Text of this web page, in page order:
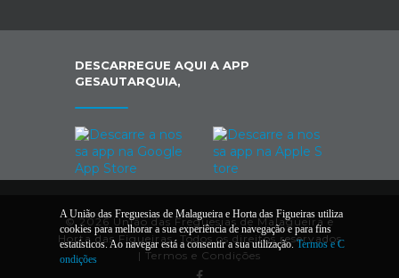
DESCARREGUE AQUI A APP
GESAUTARQUIA,
© 2026 União das Freguesias de Malagueira e
Horta das Figueiras. Todos os direitos reservados
| Termos e Condições
A União das Freguesias de Malagueira e Horta das Figueiras utiliza
cookies para melhorar a sua experiência de navegação e para fins
estatísticos. Ao navegar está a consentir a sua utilização.Termos e C
ondições